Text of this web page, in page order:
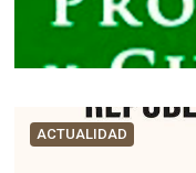
ACTUALIDAD